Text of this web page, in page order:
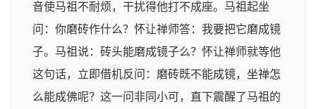
音使马祖不耐烦，干扰得他打不成座。马祖起坐
问：你磨砖作什么？怀让禅师答：我要把它磨成镜
子。马祖说：砖头能磨成镜子么？怀让禅师就等他
这句话，立即借机反问：磨砖既不能成镜，坐禅怎
么能成佛呢？这一问非同小可，直下震醒了马祖的